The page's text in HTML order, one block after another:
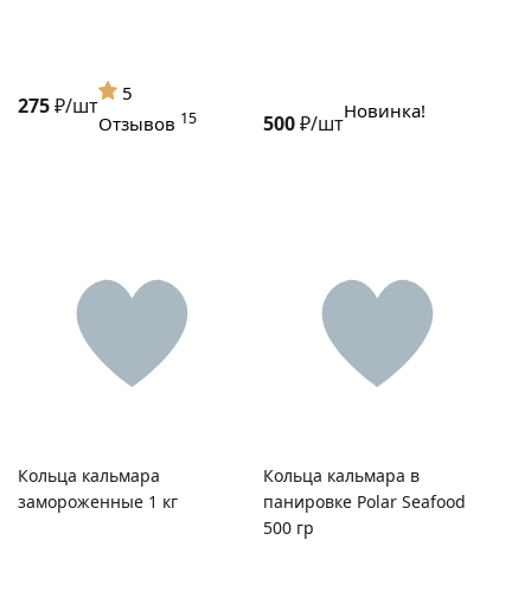
275₽/шт
5
Отзывов 15 500₽/штНовинка!
Кольца кальмара
замороженные 1 кг
Кольца кальмара в
панировке Polar Seafood
500 гр